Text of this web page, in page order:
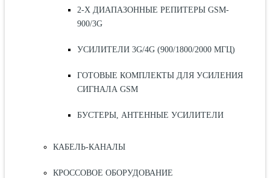
2-Х ДИАПАЗОННЫЕ РЕПИТЕРЫ GSM-
900/3G
УСИЛИТЕЛИ 3G/4G (900/1800/2000 МГЦ)
ГОТОВЫЕ КОМПЛЕКТЫ ДЛЯ УСИЛЕНИЯ
СИГНАЛА GSM
БУСТЕРЫ, АНТЕННЫЕ УСИЛИТЕЛИ
КАБЕЛЬ-КАНАЛЫ
КРОССОВОЕ ОБОРУДОВАНИЕ